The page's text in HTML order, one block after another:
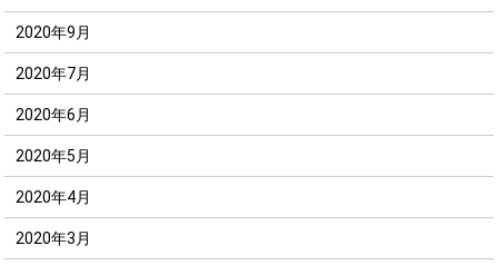
2020年9月
2020年7月
2020年6月
2020年5月
2020年4月
2020年3月